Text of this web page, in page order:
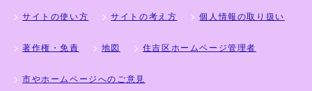
サイトの使い方 サイトの考え方 個人情報の取り扱い
著作権・免責 地図 住吉区ホームページ管理者
市やホームページへのご意見